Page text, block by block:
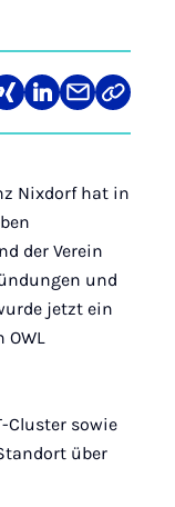
Teilen
auf
Teilen
auf
Teilen
über
Mail
Link
kopieren
Nixdorf hat in
der Verein
und
jetzt ein
Clus­ter sowie
über